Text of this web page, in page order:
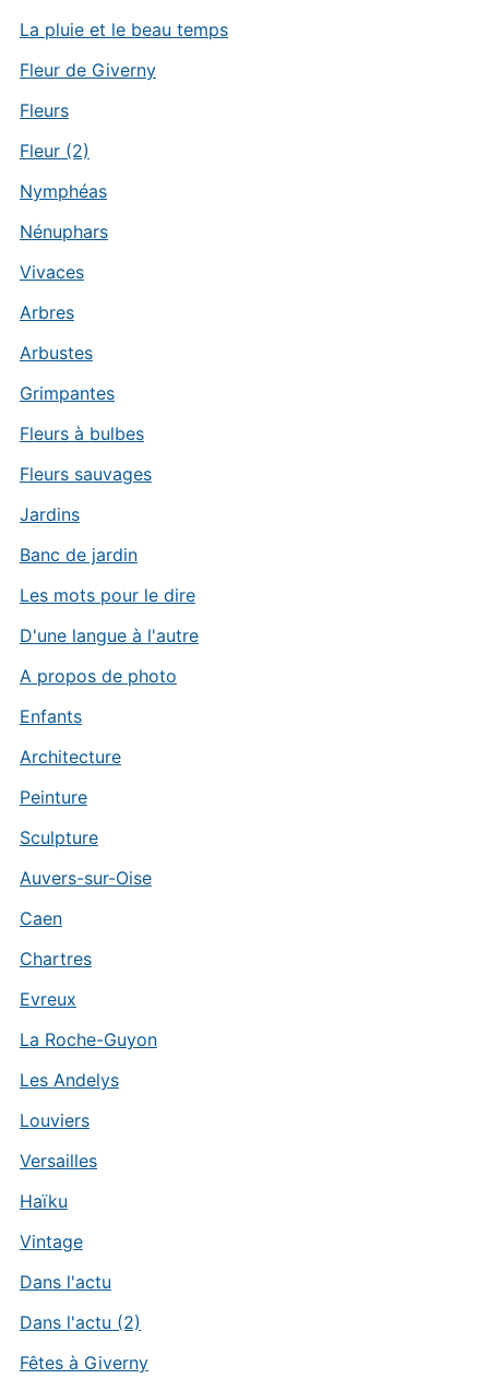
La pluie et le beau temps
Fleur de Giverny
Fleurs
Fleur (2)
Nymphéas
Nénuphars
Vivaces
Arbres
Arbustes
Grimpantes
Fleurs à bulbes
Fleurs sauvages
Jardins
Banc de jardin
Les mots pour le dire
D'une langue à l'autre
A propos de photo
Enfants
Architecture
Peinture
Sculpture
Auvers-sur-Oise
Caen
Chartres
Evreux
La Roche-Guyon
Les Andelys
Louviers
Versailles
Haïku
Vintage
Dans l'actu
Dans l'actu (2)
Fêtes à Giverny